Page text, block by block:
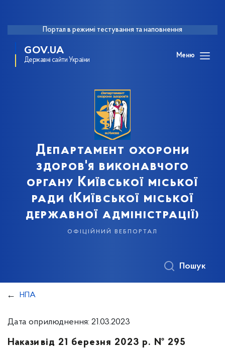
Портал в режимі тестування та наповнення
GOV.UA
Державні сайти України
Меню
Департамент охорони
здоров'я виконавчого
органу Київської міської
ради (Київської міської
державної адміністрації)
офіційний вебпортал
Пошук
НПА
Дата оприлюднення: 21.03.2023
Накази від 21 березня 2023 р. № 295